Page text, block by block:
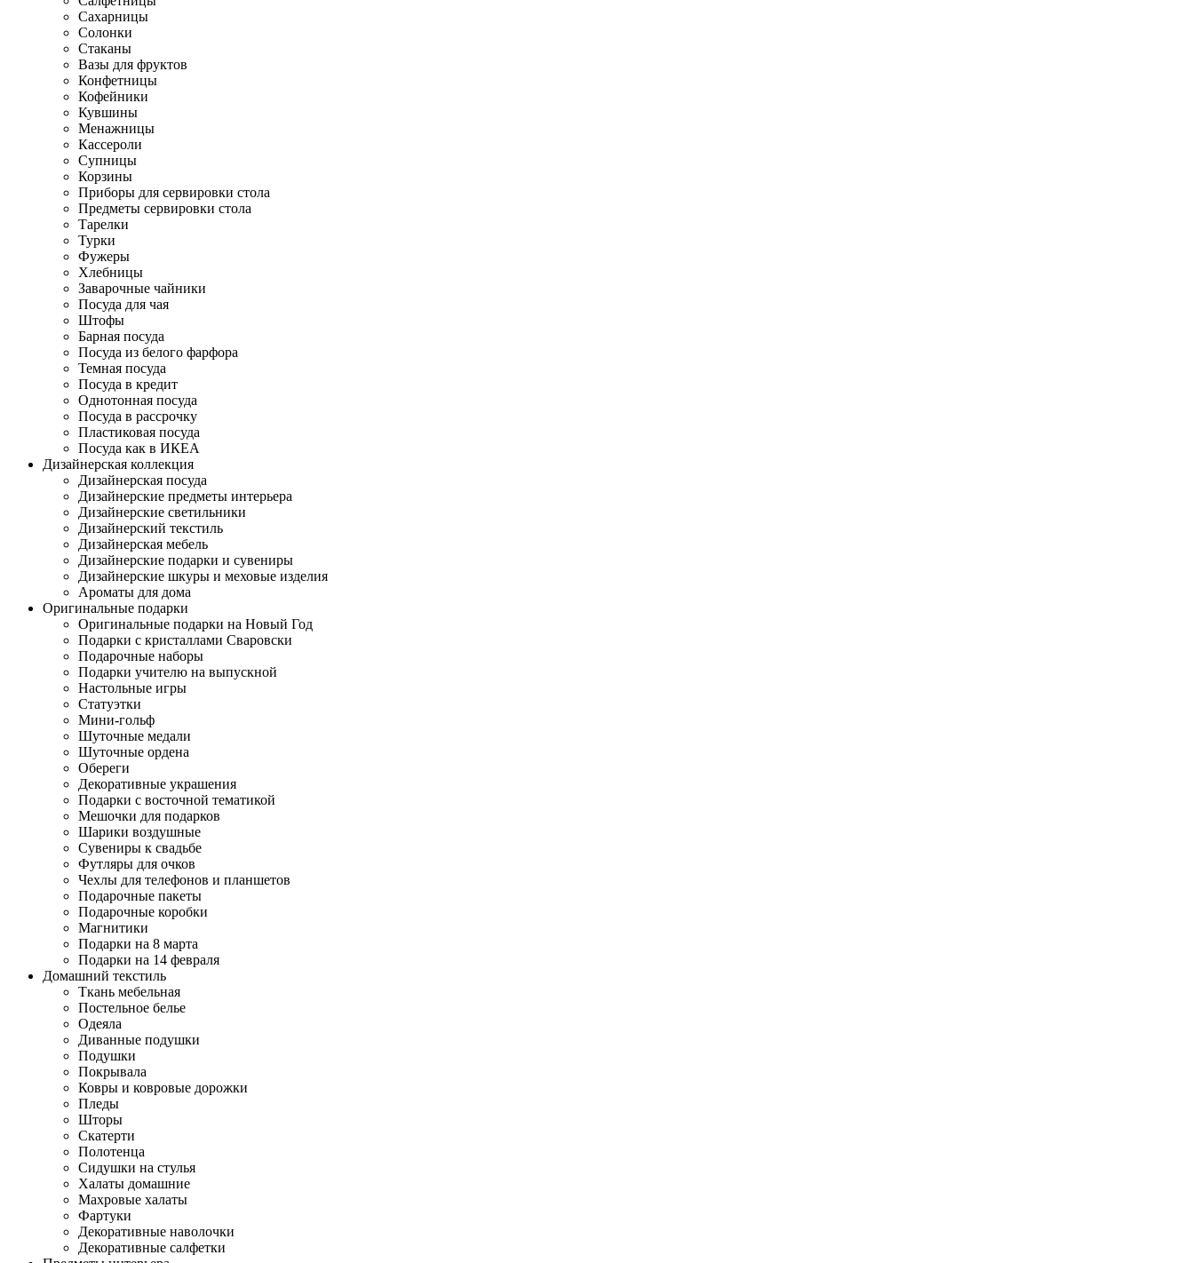
Сахарницы
Солонки
Стаканы
Вазы для фруктов
Конфетницы
Кофейники
Кувшины
Менажницы
Кассероли
Супницы
Корзины
Приборы для сервировки стола
Предметы сервировки стола
Тарелки
Турки
Фужеры
Хлебницы
Заварочные чайники
Посуда для чая
Штофы
Барная посуда
Посуда из белого фарфора
Темная посуда
Посуда в кредит
Однотонная посуда
Посуда в рассрочку
Пластиковая посуда
Посуда как в ИКЕА
Дизайнерская коллекция
Дизайнерская посуда
Дизайнерские предметы интерьера
Дизайнерские светильники
Дизайнерский текстиль
Дизайнерская мебель
Дизайнерские подарки и сувениры
Дизайнерские шкуры и меховые изделия
Ароматы для дома
Оригинальные подарки
Оригинальные подарки на Новый Год
Подарки с кристаллами Сваровски
Подарочные наборы
Подарки учителю на выпускной
Настольные игры
Статуэтки
Мини-гольф
Шуточные медали
Шуточные ордена
Обереги
Декоративные украшения
Подарки с восточной тематикой
Мешочки для подарков
Шарики воздушные
Сувениры к свадьбе
Футляры для очков
Чехлы для телефонов и планшетов
Подарочные пакеты
Подарочные коробки
Магнитики
Подарки на 8 марта
Подарки на 14 февраля
Домашний текстиль
Ткань мебельная
Постельное белье
Одеяла
Диванные подушки
Подушки
Покрывала
Ковры и ковровые дорожки
Пледы
Шторы
Скатерти
Полотенца
Сидушки на стулья
Халаты домашние
Махровые халаты
Фартуки
Декоративные наволочки
Декоративные салфетки